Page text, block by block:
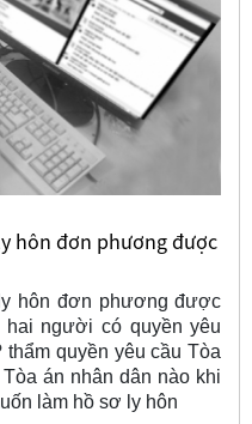
hôn đơn phương được
hôn đơn phương được
hai người có quyền yêu
quyền yêu cầu Tòa
án nhân dân nào khi
làm hồ sơ ly hôn